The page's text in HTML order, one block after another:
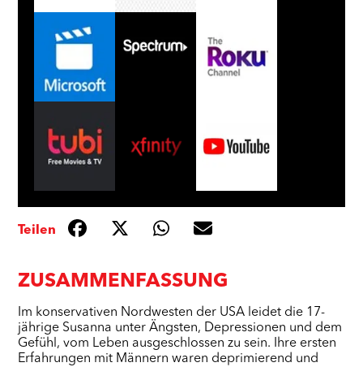
ZUSAMMENFASSUNG
Im konservativen Nordwesten der USA leidet die 17-
jährige Susanna unter Ängsten, Depressionen und dem
Gefühl, vom Leben ausgeschlossen zu sein. Ihre ersten
Erfahrungen mit Männern waren deprimierend und
Teilen